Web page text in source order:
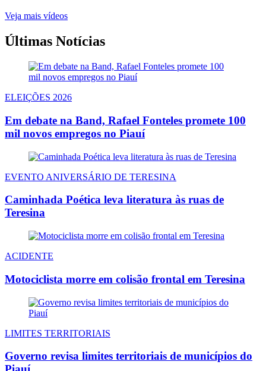
Veja mais vídeos
Últimas Notícias
ELEIÇÕES 2026
Em debate na Band, Rafael Fonteles promete 100
mil novos empregos no Piauí
EVENTO ANIVERSÁRIO DE TERESINA
Caminhada Poética leva literatura às ruas de
Teresina
ACIDENTE
Motociclista morre em colisão frontal em Teresina
LIMITES TERRITORIAIS
Governo revisa limites territoriais de municípios do